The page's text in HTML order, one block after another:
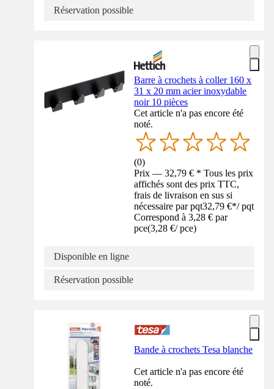
Réservation possible
Barre à crochets à coller 160 x
31 x 20 mm acier inoxydable
noir 10 pièces
Cet article n'a pas encore été
noté.
(0)
Prix — 32,79 € * Tous les prix
affichés sont des prix TTC,
frais de livraison en sus si
nécessaire par pqt32,79 €*/ pqt
Correspond à 3,28 € par
pce(3,28 €/ pce)
Disponible en ligne
Réservation possible
Bande à crochets Tesa blanche
Cet article n'a pas encore été
noté.